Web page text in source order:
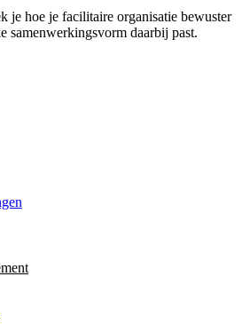
je hoe je facilitaire organisatie bewuster
samenwerkingsvorm daarbij past.